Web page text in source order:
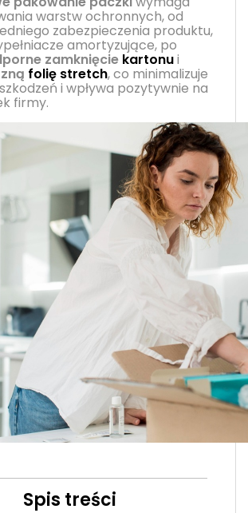
warstw ochronnych, od
zabezpieczenia produktu,
amortyzujące, po
zamknięcie kartonui
folię stretch, co minimalizuje
i wpływa pozytywnie na
firmy.
Spis treści